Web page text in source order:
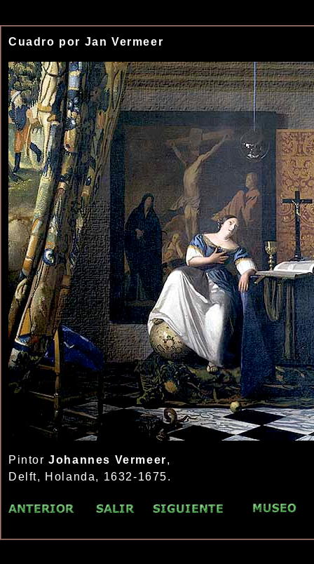
Cuadro por Jan Vermeer
PintorJohannes Vermeer,
Delft, Holanda, 1632-1675.